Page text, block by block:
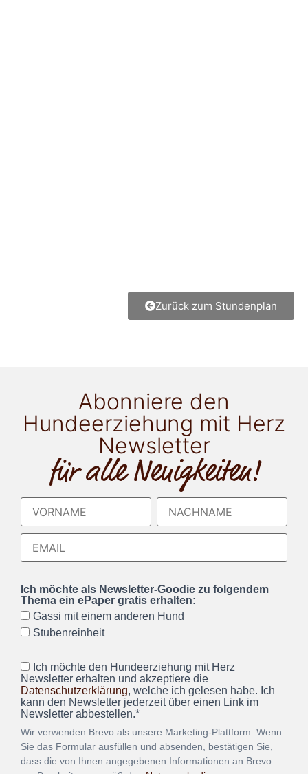
Zurück zum Stundenplan
Abonniere den
Hundeerziehung mit Herz
Newsletter
für alle Neuigkeiten!
Ich möchte als Newsletter-Goodie zu folgendem
Thema ein ePaper gratis erhalten:
Gassi mit einem anderen Hund
Stubenreinheit
Ich möchte den Hundeerziehung mit Herz
Newsletter erhalten und akzeptiere die
Datenschutzerklärung, welche ich gelesen habe. Ich
kann den Newsletter jederzeit über einen Link im
Newsletter abbestellen.*
Wir verwenden Brevo als unsere Marketing-Plattform. Wenn
Sie das Formular ausfüllen und absenden, bestätigen Sie,
dass die von Ihnen angegebenen Informationen an Brevo